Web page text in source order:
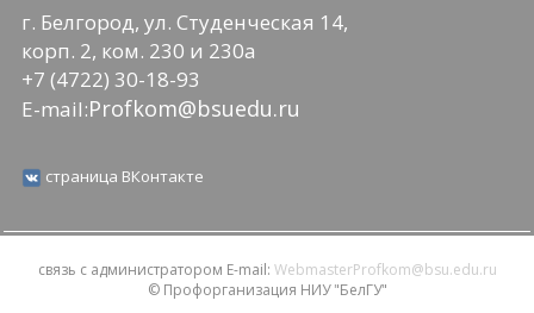
г. Белгород, ул. Студенческая 14,
корп. 2, ком. 230 и 230а
+7 (4722) 30-18-93
E-mail:Profkom@bsuedu.ru
страница ВКонтакте
связь с администратором E-mail: WebmasterProfkom@bsu.edu.ru
© Профорганизация НИУ "БелГУ"